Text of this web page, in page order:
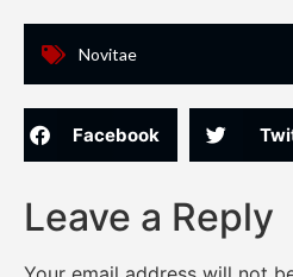
Novitae
Facebook
Leave a Reply